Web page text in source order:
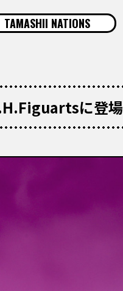
TAMASHII NATIONS
に登場